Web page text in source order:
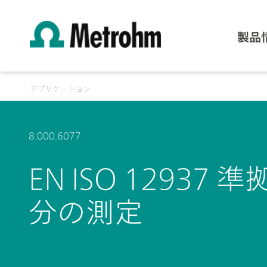
製品
アプリケーション
8.000.6077
EN ISO 12937 準
分の測定